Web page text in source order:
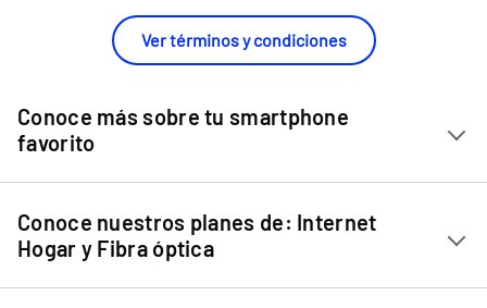
Ver términos y condiciones
Conoce más sobre tu smartphone
favorito
Chip Entel
Apple iPhone 11
Apple iPhone 12 Mini
Conoce nuestros planes de: Internet
Hogar y Fibra óptica
Internet Hogar